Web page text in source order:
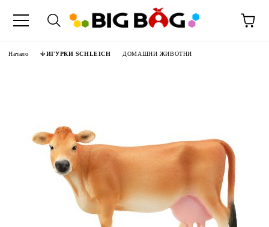
Начало ФИГУРКИ SCHLEICH ДОМАШНИ ЖИВОТНИ